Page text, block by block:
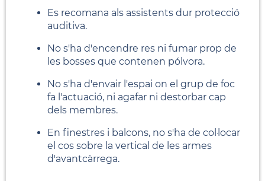
Es recomana als assistents dur protecció
auditiva.
No s'ha d'encendre res ni fumar prop de
les bosses que contenen pólvora.
No s'ha d'envair l'espai on el grup de foc
fa l'actuació, ni agafar ni destorbar cap
dels membres.
En finestres i balcons, no s'ha de col·locar
el cos sobre la vertical de les armes
d'avantcàrrega.